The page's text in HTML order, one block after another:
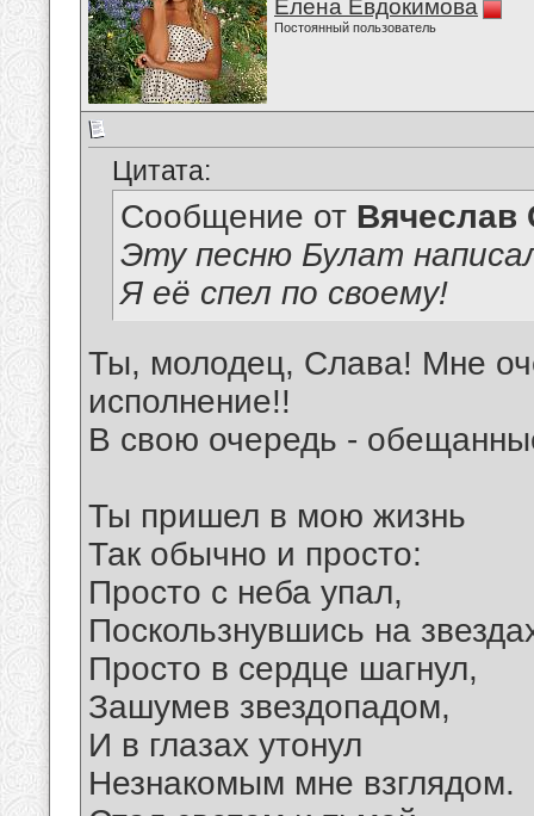
Елена Евдокимова
Постоянный пользователь
Цитата:
Сообщение от Вячеслав
Эту песню Булат
Я её спел по своему!
Ты, молодец, Слава! Мне
исполнение!!
В свою очередь -
Ты пришел в мою жизнь
Так обычно и просто:
Просто с неба упал,
Поскользнувшись на
Просто в сердце шагнул,
Зашумев звездопадом,
И в глазах утонул
Незнакомым мне взглядом.